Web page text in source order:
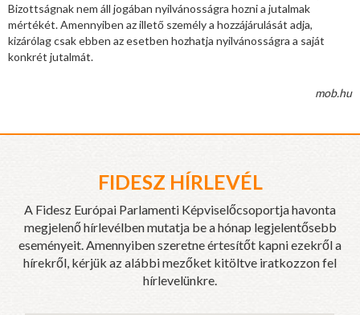
Bizottságnak nem áll jogában nyilvánosságra hozni a jutalmak
mértékét. Amennyiben az illető személy a hozzájárulását adja,
kizárólag csak ebben az esetben hozhatja nyilvánosságra a saját
konkrét jutalmát.
mob.hu
FIDESZ HÍRLEVÉL
A Fidesz Európai Parlamenti Képviselőcsoportja havonta
megjelenő hírlevélben mutatja be a hónap legjelentősebb
eseményeit. Amennyiben szeretne értesítőt kapni ezekről a
hírekről, kérjük az alábbi mezőket kitöltve iratkozzon fel
hírlevelünkre.